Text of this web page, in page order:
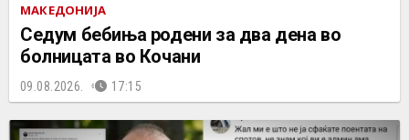
МАКЕДОНИЈА
Седум бебиња родени за два дена во
болницата во Кочани
09.08.2026. 17:15